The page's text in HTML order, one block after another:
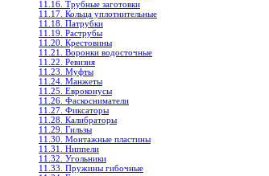
11.16. Трубные заготовки
11.17. Кольца уплотнительные
11.18. Патрубки
11.19. Раструбы
11.20. Крестовины
11.21. Воронки водосточные
11.22. Ревизия
11.23. Муфты
11.24. Манжеты
11.25. Евроконусы
11.26. Фаскосниматели
11.27. Фиксаторы
11.28. Калибраторы
11.29. Гильзы
11.30. Монтажные пластины
11.31. Ниппели
11.32. Угольники
11.33. Пружины гибочные